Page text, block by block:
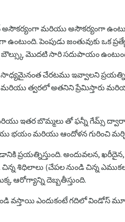
మరియు అసౌకర్యంగా
పెంపుడు జంతువుకు ఒక
బౌల్స్కు మొదటి సారి సదుపాయం
చేరటము ఇవ్వాలని
త్వరలో అతనిని ప్రేమిస్తారు
ఇతర బొమ్మలు తో ఫన్నీ గేమ్స్
భయం మరియు ఆందోళన గురించి
ప్రయత్నిస్తుంది. అందువలన, ఖరీదైన,
శిధిలాలు (చేపల నుండి చిన్న
ఆరోగ్యాన్ని దెబ్బతీస్తుంది.
వస్తాయి ఎందుకంటే గదిలో విండోస్